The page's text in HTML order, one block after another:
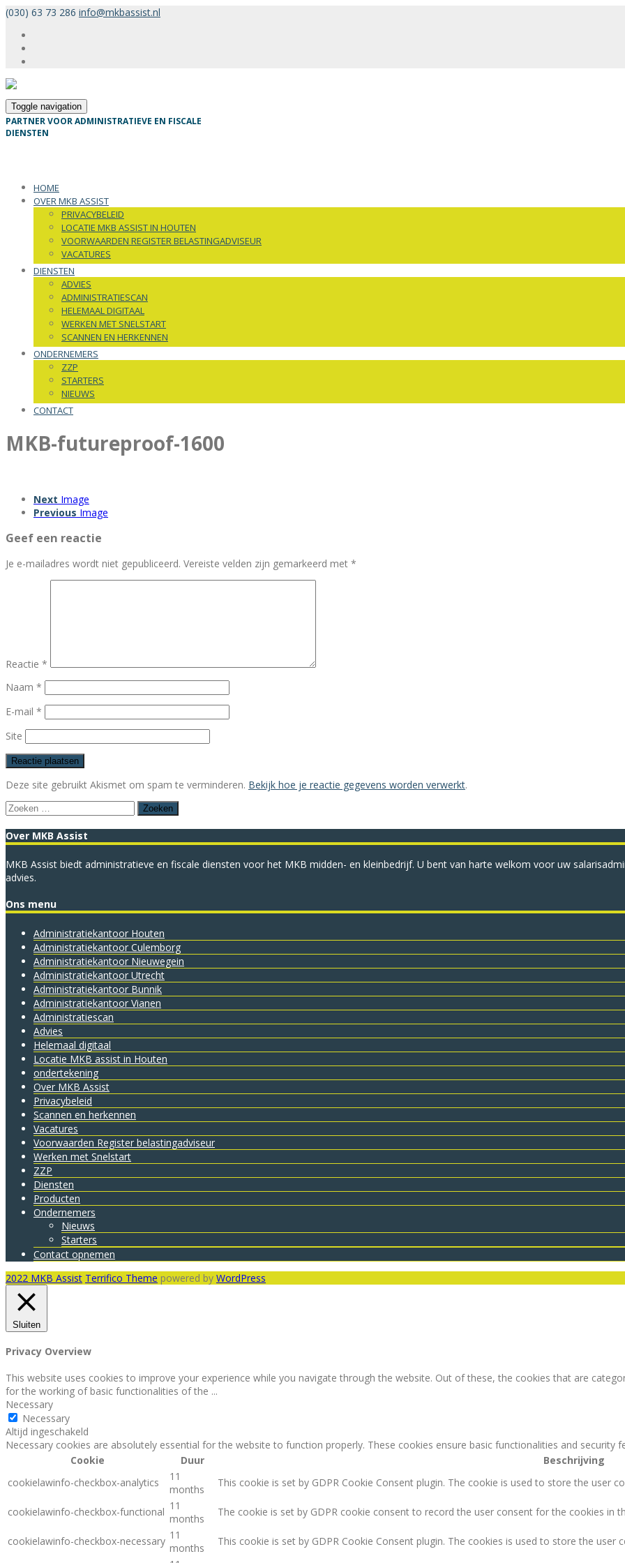
(030) 63 73 286 info@mkbassist.nl
PARTNER VOOR ADMINISTRATIEVE EN FISCALE
DIENSTEN
Toggle navigation
HOME
OVER MKB ASSIST
PRIVACYBELEID
LOCATIE MKB ASSIST IN HOUTEN
VOORWAARDEN REGISTER BELASTINGADVISEUR
VACATURES
DIENSTEN
ADVIES
ADMINISTRATIESCAN
HELEMAAL DIGITAAL
WERKEN MET SNELSTART
SCANNEN EN HERKENNEN
ONDERNEMERS
ZZP
STARTERS
NIEUWS
CONTACT
MKB-futureproof-1600
Next Image
Previous Image
Geef een reactie
Je e-mailadres wordt niet gepubliceerd. Vereiste velden zijn gemarkeerd met *
Reactie *
Naam *
E-mail *
Site
Deze site gebruikt Akismet om spam te verminderen. Bekijk hoe je reactie gegevens worden verwerkt.
Zoeken
Over MKB Assist
MKB Assist biedt administratieve en fiscale diensten voor het MKB midden- en kleinbedrijf. U bent van harte welkom voor uw
advies.
Ons menu
Administratie­kantoor Houten
Administratie­kantoor Culemborg
Administratie­kantoor Nieuwegein
Administratie­kantoor Utrecht
Administratiekantoor Bunnik
Administratiekantoor Vianen
Administratiescan
Advies
Helemaal digitaal
Locatie MKB assist in Houten
ondertekening
Over MKB Assist
Privacybeleid
Scannen en herkennen
Vacatures
Voorwaarden Register belastingadviseur
Werken met Snelstart
ZZP
Diensten
Producten
Ondernemers
Nieuws
Starters
Contact opnemen
2022 MKB Assist Terrifico Theme powered by WordPress
Sluiten
Privacy Overview
This website uses cookies to improve your experience while you navigate through the website. Out of these, the cookies that are
for the working of basic functionalities of the ...
Necessary
Necessary
Altijd ingeschakeld
Necessary cookies are absolutely essential for the website to function properly. These cookies ensure basic functionalities and security
Cookie
Duur
Beschrijving
cookielawinfo-checkbox-analytics
11
months
This cookie is set by GDPR Cookie Consent plugin. The cookie is used to store the user
cookielawinfo-checkbox-functional 11
months
The cookie is set by GDPR cookie consent to record the user consent for the cookies in
cookielawinfo-checkbox-necessary 11
months
This cookie is set by GDPR Cookie Consent plugin. The cookies is used to store the